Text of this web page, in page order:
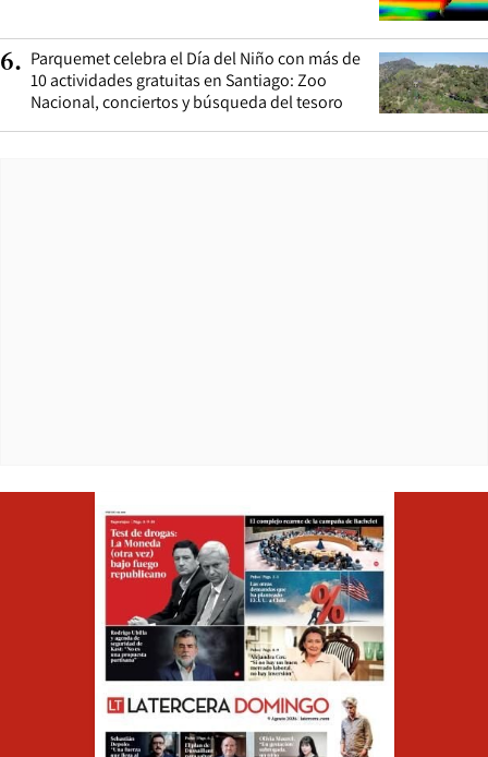
6. Parquemet celebra el Día del Niño con más de
10 actividades gratuitas en Santiago: Zoo
Nacional, conciertos y búsqueda del tesoro